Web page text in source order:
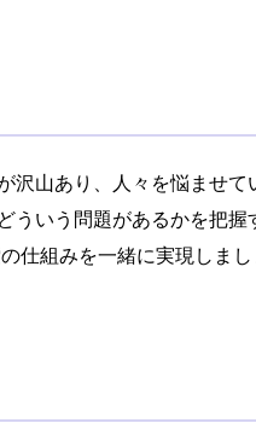
沢山あり、人々を悩ませ
ういう問題があるかを把
仕組みを一緒に実現しまし